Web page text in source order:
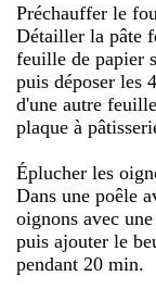
Préchauffer le
Détailler la pâte
feuille de papier
puis déposer les
d'une autre
plaque à
Éplucher les
Dans une poêle
oignons avec
puis ajouter le
pendant 20 min.